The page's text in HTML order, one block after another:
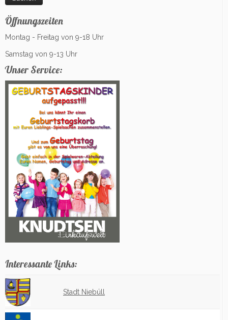
Öffnungszeiten
Montag - Freitag von 9-18 Uhr
Samstag von 9-13 Uhr
Unser Service:
Interessante Links:
Stadt Niebüll